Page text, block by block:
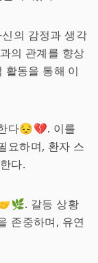
의 감정과 생각
의 관계를 향상
활동을 통해 이
다😔💔. 이를
요하며, 환자 스
다.
갈등 상황
존중하며, 유연